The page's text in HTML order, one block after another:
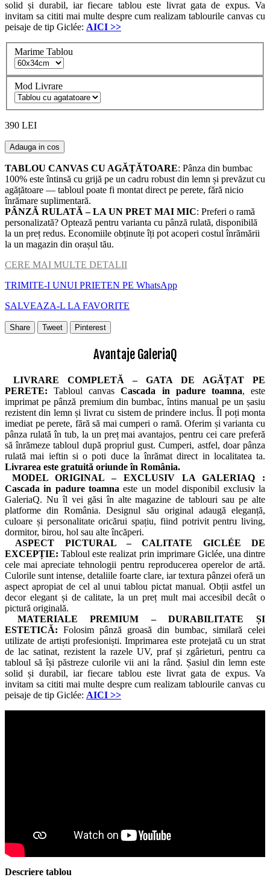
solid și durabil, iar fiecare tablou este livrat gata de expus. Va
invitam sa cititi mai multe despre cum realizam tablourile canvas cu
peisaje de tip Giclée: AICI >>
Marime Tablou
Mod Livrare
390 LEI
Adauga in cos
TABLOU CANVAS CU AGĂȚĂTOARE: Pânza din bumbac
100% este întinsă cu grijă pe un cadru robust din lemn și prevăzut cu
agățătoare — tabloul poate fi montat direct pe perete, fără nicio
înrămare suplimentară.
PÂNZĂ RULATĂ – LA UN PRET MAI MIC: Preferi o ramă
personalizată? Optează pentru varianta cu pânză rulată, disponibilă
la un preț redus. Economiile obținute îți pot acoperi costul înrămării
la un magazin din orașul tău.
CERE MAI MULTE DETALII
TRIMITE-I UNUI PRIETEN PE WhatsApp
SALVEAZA-L LA FAVORITE
Share Tweet Pinterest
Avantaje GaleriaQ
LIVRARE COMPLETĂ – GATA DE AGĂȚAT PE
PERETE:Tabloul canvasCascada in padure toamna, este
imprimat pe pânză premium din bumbac, întins manual pe un șasiu
rezistent din lemn și livrat cu sistem de prindere inclus. Îl poți monta
imediat pe perete, fără să mai cumperi o ramă. Oferim și varianta cu
pânza rulată în tub, la un preț mai avantajos, pentru cei care preferă
să înrămeze tabloul după propriul gust. Cumperi, astfel, doar pânza
rulată mai ieftin si o poti duce la înrămat direct in localitatea ta.
Livrarea este gratuită oriunde în România.
MODEL ORIGINAL – EXCLUSIV LA GALERIAQ :
Cascada in padure toamna este un model disponibil exclusiv la
GaleriaQ. Nu îl vei găsi în alte magazine de tablouri sau pe alte
platforme din România. Designul său original adaugă eleganță,
culoare și personalitate oricărui spațiu, fiind potrivit pentru living,
dormitor, birou, hol sau alte încăperi.
ASPECT PICTURAL – CALITATE GICLÉE DE
EXCEPȚIE: Tabloul este realizat prin imprimare Giclée, una dintre
cele mai apreciate tehnologii pentru reproducerea operelor de artă.
Culorile sunt intense, detaliile foarte clare, iar textura pânzei oferă un
aspect apropiat de cel al unui tablou pictat manual. Obții astfel un
decor elegant și de calitate, la un preț mult mai accesibil decât o
pictură originală.
MATERIALE PREMIUM – DURABILITATE ȘI
ESTETICĂ: Folosim pânză groasă din bumbac, similară celei
utilizate de artiști profesioniști. Imprimarea este protejată cu un strat
de lac satinat, rezistent la razele UV, praf și zgârieturi, pentru ca
tabloul să își păstreze culorile vii ani la rând. Șasiul din lemn este
solid și durabil, iar fiecare tablou este livrat gata de expus. Va
invitam sa cititi mai multe despre cum realizam tablourile canvas cu
peisaje de tip Giclée: AICI >>
Descriere tablou